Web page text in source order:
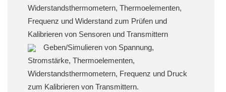
Widerstandsthermometern, Thermoelementen,
Frequenz und Widerstand zum Prüfen und
Kalibrieren von Sensoren und Transmittern
Geben/Simulieren von Spannung,
Stromstärke, Thermoelementen,
Widerstandsthermometern, Frequenz und Druck
zum Kalibrieren von Transmittern.